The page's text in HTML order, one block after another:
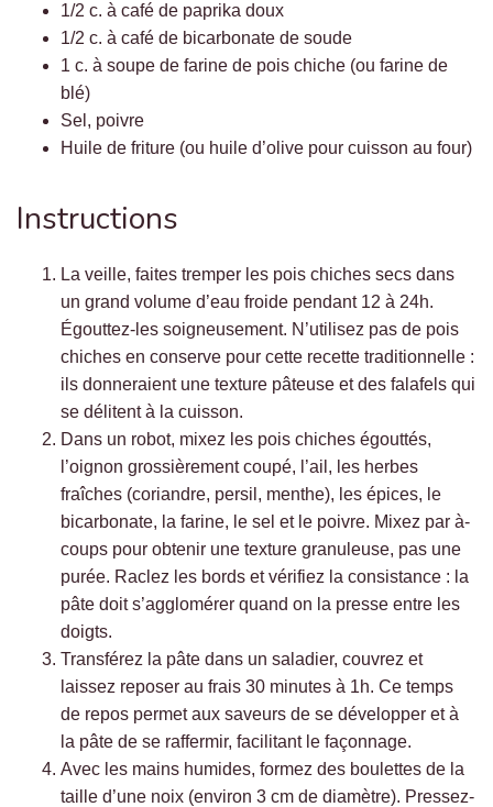
1/2 c. à café de paprika doux
1/2 c. à café de bicarbonate de soude
1 c. à soupe de farine de pois chiche (ou farine de
blé)
Sel, poivre
Huile de friture (ou huile d’olive pour cuisson au four)
Instructions
La veille, faites tremper les pois chiches secs dans
un grand volume d’eau froide pendant 12 à 24h.
Égouttez-les soigneusement. N’utilisez pas de pois
chiches en conserve pour cette recette traditionnelle :
ils donneraient une texture pâteuse et des falafels qui
se délitent à la cuisson.
Dans un robot, mixez les pois chiches égouttés,
l’oignon grossièrement coupé, l’ail, les herbes
fraîches (coriandre, persil, menthe), les épices, le
bicarbonate, la farine, le sel et le poivre. Mixez par à-
coups pour obtenir une texture granuleuse, pas une
purée. Raclez les bords et vérifiez la consistance : la
pâte doit s’agglomérer quand on la presse entre les
doigts.
Transférez la pâte dans un saladier, couvrez et
laissez reposer au frais 30 minutes à 1h. Ce temps
de repos permet aux saveurs de se développer et à
la pâte de se raffermir, facilitant le façonnage.
Avec les mains humides, formez des boulettes de la
taille d’une noix (environ 3 cm de diamètre). Pressez-